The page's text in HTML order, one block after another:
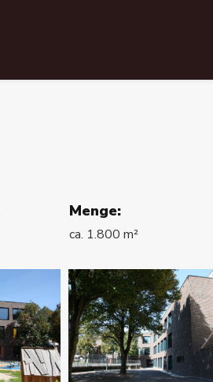
Menge:
ca. 1.800 m²